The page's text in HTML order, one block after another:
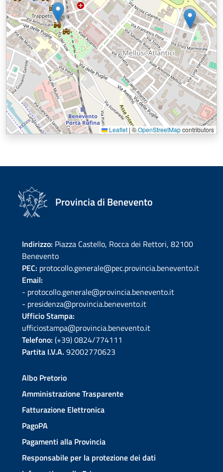
Leaflet |©OpenStreetMapcontributors
Provincia di Benevento
Indirizzo: Piazza Castello, Rocca dei Rettori, 82100
Benevento
PEC: protocollo.generale@pec.provincia.benevento.it
Email:
- protocollo.generale@provincia.benevento.it
- presidenza@provincia.benevento.it
Ufficio Stampa:
ufficiostampa@provincia.benevento.it
Telefono: (+39) 0824/774111
Partita I.V.A. 92002770623
Albo Pretorio
Amministrazione Trasparente
Fatturazione Elettronica
PagoPA
Pagamenti alla Provincia
Responsabile per la protezione dei dati